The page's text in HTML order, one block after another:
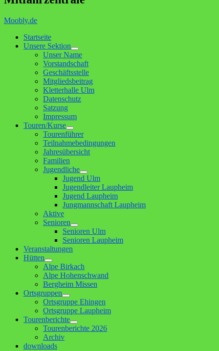
Moobly.de
Startseite
Unsere Sektion
Untermenü
anzeigen
Unser Name
Vorstandschaft
Geschäftsstelle
Mitgliedsbeitrag
Kletterhalle Ulm
Datenschutz
Satzung
Impressum
Touren/Kurse
Untermenü
anzeigen
Tourenführer
Teilnahmebedingungen
Jahresübersicht
Familien
Jugendliche
Untermenü
anzeigen
Jugend Ulm
Jugendleiter Laupheim
Jugend Laupheim
Jungmannschaft Laupheim
Aktive
Senioren
Untermenü
anzeigen
Senioren Ulm
Senioren Laupheim
Veranstaltungen
Hütten
Untermenü
anzeigen
Alpe Birkach
Alpe Hohenschwand
Bergheim Missen
Ortsgruppen
Untermenü
anzeigen
Ortsgruppe Ehingen
Ortsgruppe Laupheim
Tourenberichte
Untermenü
anzeigen
Tourenberichte 2026
Archiv
downloads